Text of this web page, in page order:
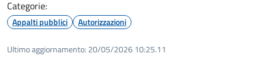
Categorie:
Appalti pubblici Autorizzazioni
Ultimo aggiornamento: 20/05/2026 10:25.11